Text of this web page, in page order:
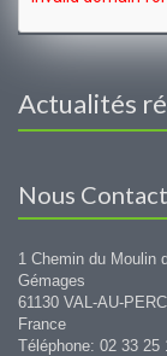
Actualités
Nous
1 Chemin du Moulin
Gémages
61130 VAL-AU-
France
Téléphone: 02 33 25